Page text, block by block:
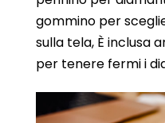
gommino per
sulla tela, È inclusa
per tenere fermi i